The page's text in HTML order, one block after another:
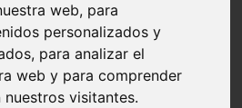
web, para
personalizados y
para analizar el
web y para comprender
visitantes.
Rey León para Perros
para Perros